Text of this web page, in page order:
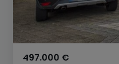
497.000 €